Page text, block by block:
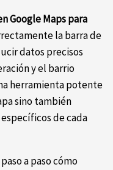
Google Maps para
la barra de
datos precisos
y el barrio
herramienta potente
sino también
de cada
a paso cómo